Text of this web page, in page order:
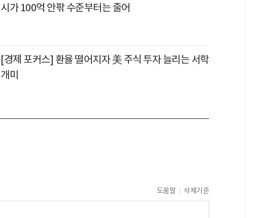
시가 100억 안팎 수준부터는 줄어
[경제 포커스] 환율 떨어지자 美 주식 투자 늘리는 서학
개미
도움말 삭제기준